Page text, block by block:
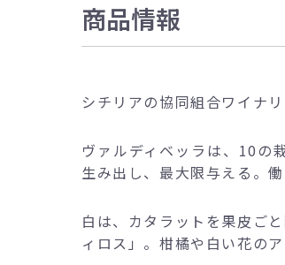
商品情報
シチリアの協同組合ワイナ
ヴァルディベッラは、10の
生み出し、最大限与える。
白は、カタラットを果皮ご
ィロス」。柑橘や白い花の